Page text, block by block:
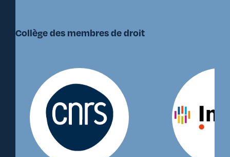
Collège des membres de droit